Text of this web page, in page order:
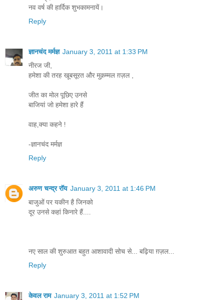
नव वर्ष की हार्दिक शुभकामनायें।
Reply
ज्ञानचंद मर्मज्ञ January 3, 2011 at 1:33 PM
नीरज जी,
हमेशा की तरह खूबसूरत और मुक़म्मल ग़ज़ल ,
जीत का मोल पूछिए उनसे
बाजियां जो हमेशा हारे हैं
वाह,क्या कहने !
-ज्ञानचंद मर्मज्ञ
Reply
अरुण चन्द्र रॉय January 3, 2011 at 1:46 PM
बाजुओं पर यकीन है जिनको
दूर उनसे कहां किनारे हैं....
नए साल की शुरुआत बहुत आशावादी सोच से... बढ़िया ग़ज़ल...
Reply
केवल राम January 3, 2011 at 1:52 PM